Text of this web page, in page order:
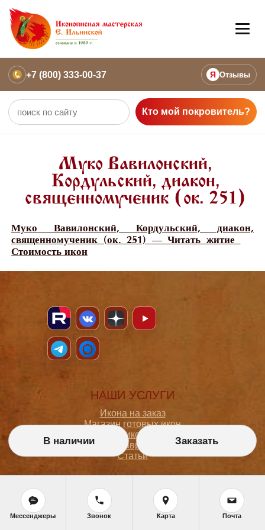
+7 (800) 333-00-37 Я Отзывы
Кто мой покровитель?
Муко Вавилонский,
Кордульский, диакон,
священномученик (ок. 251)
Муко Вавилонский, Кордульский, диакон,
священномученик (ок. 251) — Читать житие
Стоимость икон
НАШИ УСЛУГИ
Икона на заказ
Магазин готовых икон
Школа иконописи
Реставрация
Статьи
ПОКУПАТЕЛЮ
О мастерской
Как сделать заказ
В наличии Заказать
Мессенджеры Звонок Карта Почта